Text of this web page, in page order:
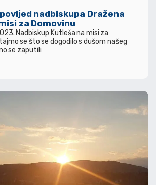
nadbiskupa Dražena
za Domovinu
Nadbiskup Kutleša na misi za
se što se dogodilo s dušom našeg
se zaputili